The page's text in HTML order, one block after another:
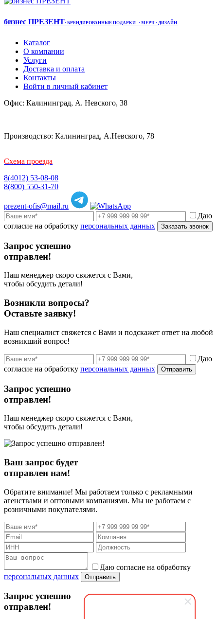
бизнес ПРЕЗЕНТ· БРЕНДИРОВАННЫЕ ПОДАРКИ · МЕРЧ · ДИЗАЙН
Каталог
О компании
Услуги
Доставка и оплата
Контакты
Войти в личный кабинет
Офис: Калининград, А. Невского, 38
Производство: Калининград, А.Невского, 78
Схема проезда
8(4012) 53-08-08
8(800) 550-31-70
prezent-ofis@mail.ru
Даю
согласие на обработку персональных данных Заказать звонок
Запрос успешно
отправлен!
Наш менеджер скоро свяжется с Вами,
чтобы обсудить детали!
Возникли вопросы?
Оставьте заявку!
Наш специалист свяжется с Вами и подскажет ответ на любой
возникший вопрос!
Даю
согласие на обработку персональных данных Отправить
Запрос успешно
отправлен!
Наш менеджер скоро свяжется с Вами,
чтобы обсудить детали!
Ваш запрос будет
отправлен нам!
Обратите внимание! Мы работаем только с рекламными
агенствами и оптовыми компаниями. Мы не работаем с
розничными покупателями.
Даю согласие на обработку
персональных данных
Отправить
Запрос успешно
отправлен!